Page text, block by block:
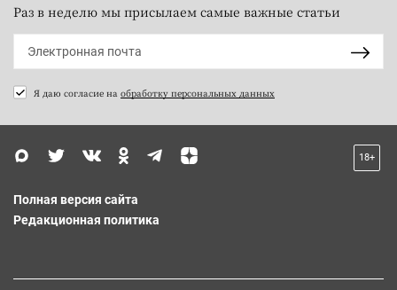
Раз в неделю мы присылаем самые важные статьи
Я даю согласие на обработку персональных данных
18+
Полная версия сайта
Редакционная политика